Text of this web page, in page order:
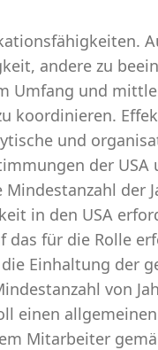
andere zu
Umfang und
koordinieren.
und
der USA
der
in den USA
das für die Rolle
Einhaltung der
von
einen
Mitarbeiter